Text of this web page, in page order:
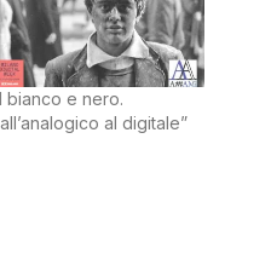
bianco e nero.
al digitale”